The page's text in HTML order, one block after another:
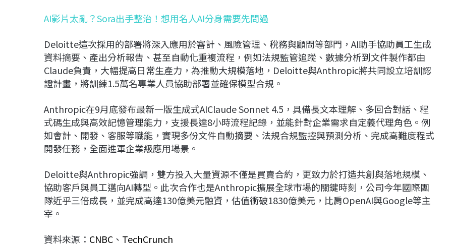
AI影片太亂？Sora出手整治！想用名人AI分身需要先問過
Deloitte這次採用的部署將深入應用於審計、風險管理、稅務與顧問等部門，AI助手協助員工生成
資料摘要、產出分析報告、甚至自動化重複流程，例如法規監管追蹤、數據分析到文件製作都由
Claude負責，大幅提高日常生產力，為推動大規模落地，Deloitte與Anthropic將共同設立培訓認
證計畫，將訓練1.5萬名專業人員協助部署並確保模型合規。
Anthropic在9月底發布最新一版生成式AIClaude Sonnet 4.5，具備長文本理解、多回合對話、程
式碼生成與高效記憶管理能力，支援長達8小時流程記錄，並能針對企業需求自定義代理角色。例
如會計、開發、客服等職能，實現多份文件自動摘要、法規合規監控與預測分析、完成高難度程式
開發任務，全面進軍企業級應用場景。
Deloitte與Anthropic強調，雙方投入大量資源不僅是買賣合約，更致力於打造共創與落地規模、
協助客戶與員工邁向AI轉型。此次合作也是Anthropic擴展全球市場的關鍵時刻，公司今年國際團
隊近乎三倍成長，並完成高達130億美元融資，估值衝破1830億美元，比肩OpenAI與Google等主
宰。
資料來源： CNBC 、 TechCrunch